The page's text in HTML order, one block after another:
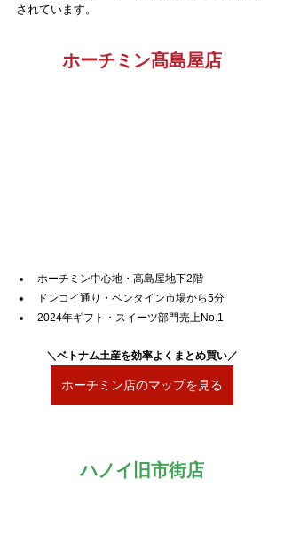
されています。
ホーチミン髙島屋店
ホーチミン中心地・高島屋地下2階
ドンコイ通り・ベンタイン市場から5分
2024年ギフト・スイーツ部門売上No.1
＼ベトナム土産を効率よくまとめ買い／
ホーチミン店のマップを見る
ハノイ旧市街店